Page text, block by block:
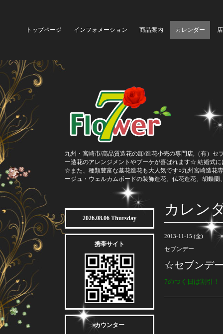
トップページ インフォメーション 商品案内 カレンダー
九州・宮崎市/高品質造花の卸/造花小売の専門店,（有）
ー造花のアレンジメントやブーケが喜ばれます☆ 結婚式
☆また、種類豊富な墓花造花も大人気です○九州宮崎造花
ージュ・ウェルカムボードの装飾造花、仏花造花、胡蝶蘭
カレン
2013-11-15 (金)
セブンデー
☆セブンデ
7のつく日は割引！
2026.08.06 Thursday
携帯サイト
カウンター